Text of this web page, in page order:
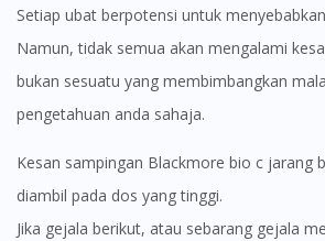
Setiap ubat berpotensi untuk
Namun, tidak semua akan mengalami
bukan sesuatu yang membimbangkan
pengetahuan anda sahaja.
Kesan sampingan Blackmore bio c jarang
diambil pada dos yang tinggi.
Jika gejala berikut, atau sebarang gejala